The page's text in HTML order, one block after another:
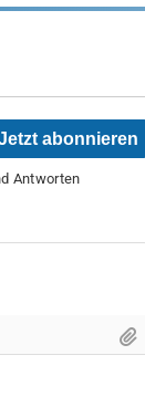
Antworten